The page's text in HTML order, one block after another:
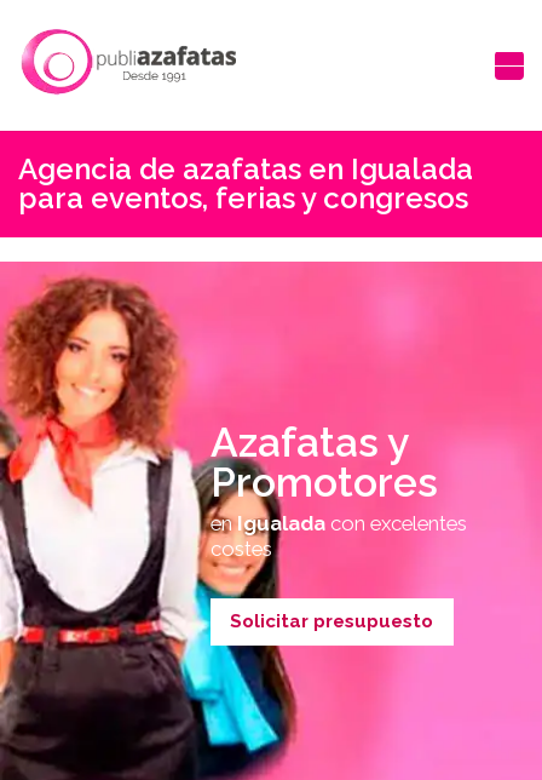
Agencia de azafatas en Igualada
para eventos, ferias y congresos
Azafatas y
Promotores
enIgualadacon excelentes
costes
Solicitar presupuesto